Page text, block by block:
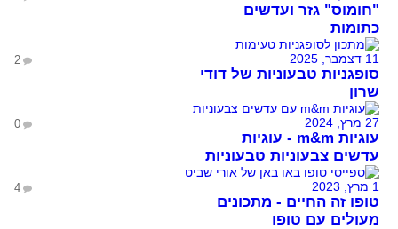
"חומוס" גזר ועדשים
כתומות
11 דצמבר, 2025 2
סופגניות טבעוניות של דודי
שרון
27 מרץ, 2024 0
עוגיות m&m - עוגיות
עדשים צבעוניות טבעוניות
1 מרץ, 2023 4
טופו זה החיים - מתכונים
מעולים עם טופו